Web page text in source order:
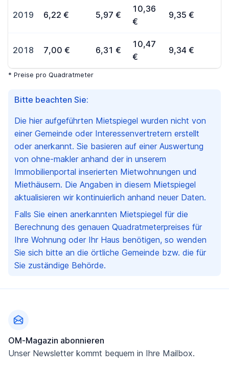
Bitte beachten Sie:
Die hier aufgeführten Mietspiegel wurden nicht von
einer Gemeinde oder Interessenvertretern erstellt
oder anerkannt. Sie basieren auf einer Auswertung
von ohne-makler anhand der in unserem
Immobilienportal inserierten Mietwohnungen und
Miethäusern. Die Angaben in diesem Mietspiegel
aktualisieren wir kontinuierlich anhand neuer Daten.
Falls Sie einen anerkannten Mietspiegel für die
Berechnung des genauen Quadratmeterpreises für
Ihre Wohnung oder Ihr Haus benötigen, so wenden
Sie sich bitte an die örtliche Gemeinde bzw. die für
Sie zuständige Behörde.
2019 6,22 € 5,97 €
10,36
€
9,35 €
2018 7,00 € 6,31 €
10,47
€
9,34 €
* Preise pro Quadratmeter
OM-Magazin abonnieren
Unser Newsletter kommt bequem in Ihre Mailbox.